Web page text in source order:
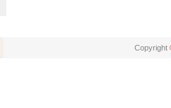
Copyright